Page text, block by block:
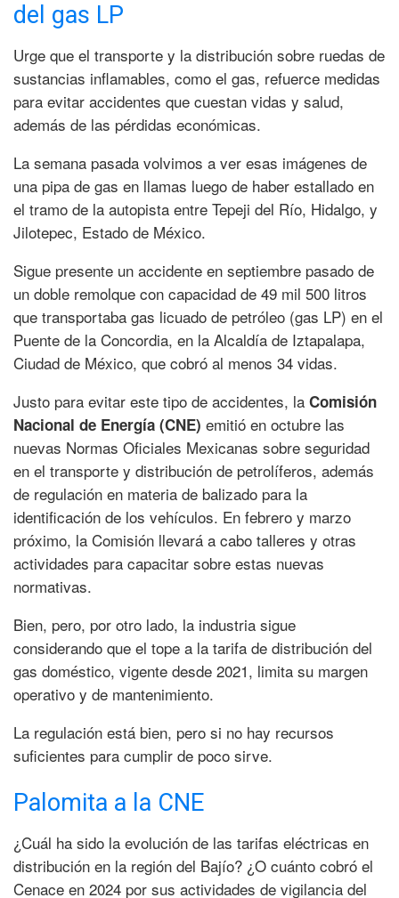
del gas LP
Urge que el transporte y la distribución sobre ruedas de
sustancias inflamables, como el gas, refuerce medidas
para evitar accidentes que cuestan vidas y salud,
además de las pérdidas económicas.
La semana pasada volvimos a ver esas imágenes de
una pipa de gas en llamas luego de haber estallado en
el tramo de la autopista entre Tepeji del Río, Hidalgo, y
Jilotepec, Estado de México.
Sigue presente un accidente en septiembre pasado de
un doble remolque con capacidad de 49 mil 500 litros
que transportaba gas licuado de petróleo (gas LP) en el
Puente de la Concordia, en la Alcaldía de Iztapalapa,
Ciudad de México, que cobró al menos 34 vidas.
Justo para evitar este tipo de accidentes, la Comisión
Nacional de Energía (CNE) emitió en octubre las
nuevas Normas Oficiales Mexicanas sobre seguridad
en el transporte y distribución de petrolíferos, además
de regulación en materia de balizado para la
identificación de los vehículos. En febrero y marzo
próximo, la Comisión llevará a cabo talleres y otras
actividades para capacitar sobre estas nuevas
normativas.
Bien, pero, por otro lado, la industria sigue
considerando que el tope a la tarifa de distribución del
gas doméstico, vigente desde 2021, limita su margen
operativo y de mantenimiento.
La regulación está bien, pero si no hay recursos
suficientes para cumplir de poco sirve.
Palomita a la CNE
¿Cuál ha sido la evolución de las tarifas eléctricas en
distribución en la región del Bajío? ¿O cuánto cobró el
Cenace en 2024 por sus actividades de vigilancia del